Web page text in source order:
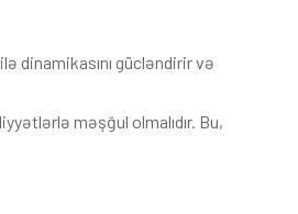
dinamikasını gücləndirir və
məşğul olmalıdır. Bu,